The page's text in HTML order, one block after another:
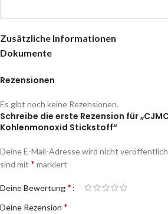
Zusätzliche Informationen
Dokumente
Rezensionen
Es gibt noch keine Rezensionen.
Schreibe die erste Rezension für
Kohlenmonoxid Stickstoff“
Deine E-Mail-Adresse wird nicht
sind mit * markiert
Deine Bewertung*
Deine Rezension *